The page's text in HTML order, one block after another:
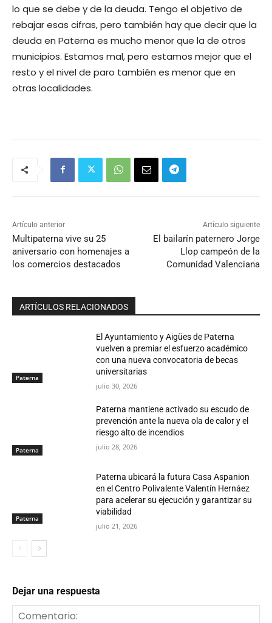
lo que se debe y de la deuda. Tengo el objetivo de
rebajar esas cifras, pero también hay que decir que la
deuda en Paterna es mucho menor que la de otros
municipios. Estamos mal, pero estamos mejor que el
resto y el nivel de paro también es menor que en
otras localidades.
Artículo anterior
Multipaterna vive su 25
aniversario con homenajes a
los comercios destacados
Artículo siguiente
El bailarín paternero Jorge
Llop campeón de la
Comunidad Valenciana
ARTÍCULOS RELACIONADOS
Paterna
El Ayuntamiento y Aigües de Paterna
vuelven a premiar el esfuerzo académico
con una nueva convocatoria de becas
universitarias
julio 30, 2026
Paterna
Paterna mantiene activado su escudo de
prevención ante la nueva ola de calor y el
riesgo alto de incendios
julio 28, 2026
Paterna
Paterna ubicará la futura Casa Aspanion
en el Centro Polivalente Valentín Hernáez
para acelerar su ejecución y garantizar su
viabilidad
julio 21, 2026
Dejar una respuesta